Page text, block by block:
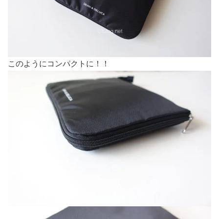
このようにコンパクトに！！